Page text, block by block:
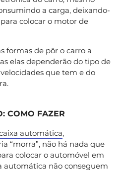
a carga, deixando-
colocar o motor de
formas de pôr o carro a
elas dependerão do tipo de
que tem e do
COMO FAZER
automática,
“morra”, não há nada que
colocar o automóvel em
automática não conseguem